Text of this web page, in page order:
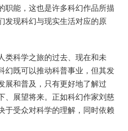
职能，这也是许多科幻作品所描
发现科幻与现实生活对应的原
类科学之旅的过去、现在和未
幻既可以推动科普事业，但其发
展和普及，只有更好地了解过
、展望将来。正如科幻作家刘慈
于受众对科学的理解，同时依赖